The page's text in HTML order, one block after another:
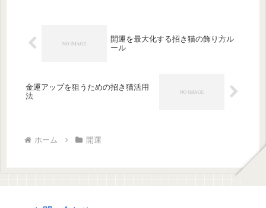
開運を最大化する招き猫の飾り方ル
ール
金運アップを狙うための招き猫活用
法
ホーム 開運